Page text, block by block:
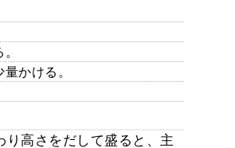
かける。
高さをだして盛ると、主